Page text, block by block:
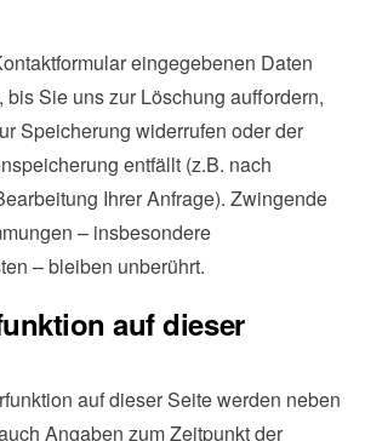
eingegebenen Daten
Sie uns zur Löschung auffordern,
Speicherung widerrufen oder der
entfällt (z.B. nach
Ihrer Anfrage). Zwingende
– insbesondere
– bleiben unberührt.
auf dieser
auf dieser Seite werden neben
Angaben zum Zeitpunkt der